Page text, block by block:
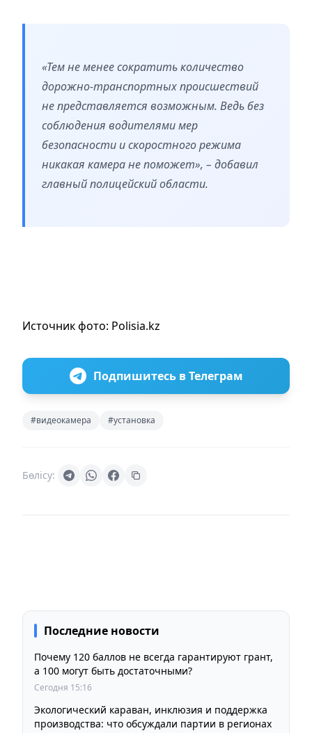
«Тем не менее сократить количество
дорожно-транспортных происшествий
не представляется возможным. Ведь без
соблюдения водителями мер
безопасности и скоростного режима
никакая камера не поможет», – добавил
главный полицейский области.
Источник фото: Polisia.kz
Подпишитесь в Телеграм
#видеокамера #установка
Бөлісу:
Последние новости
Почему 120 баллов не всегда гарантируют грант,
а 100 могут быть достаточными?
Сегодня 15:16
Экологический караван, инклюзия и поддержка
производства: что обсуждали партии в регионах